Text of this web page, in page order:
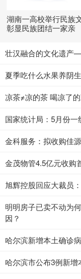
湖南一高校举行民族
彰显民族团结一家亲
壮汉融合的文化遗产
夏季吃什么水果养阴
凉茶≠凉的茶 喝凉了
国家统计局：5月份
金科服务：拟收购佳
金茂物管4.5亿元收购
旭辉控股回应大裁员
明明房子已卖不动为
因？
哈尔滨新增本土确诊
哈尔滨市公布3例新